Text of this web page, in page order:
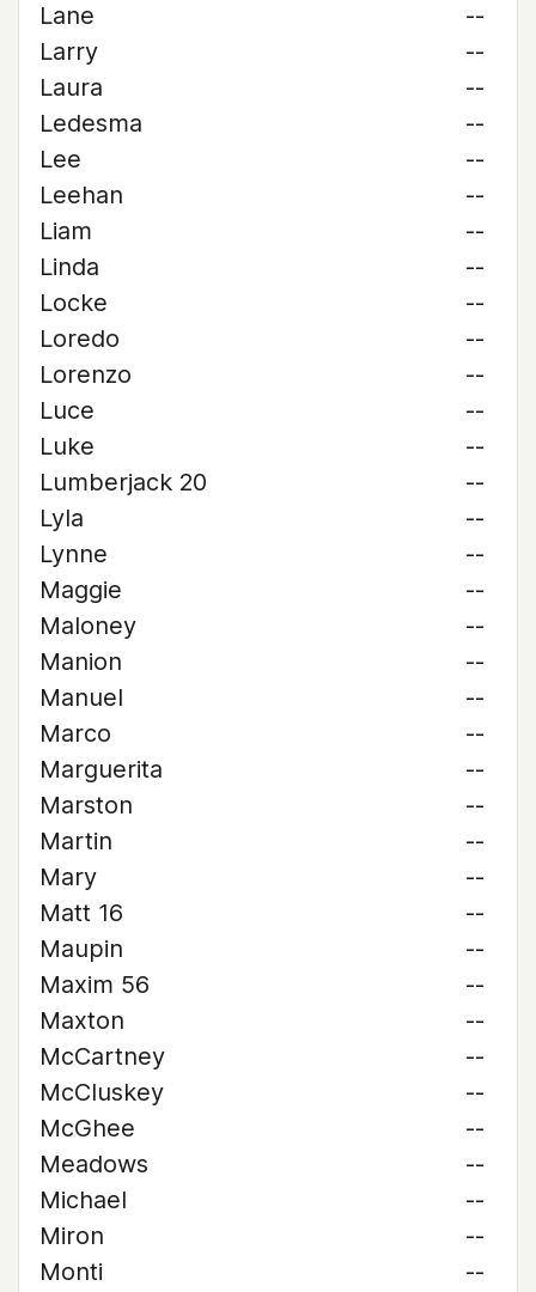
Lane
--
Larry
--
Laura
--
Ledesma
--
Lee
--
Leehan
--
Liam
--
Linda
--
Locke
--
Loredo
--
Lorenzo
--
Luce
--
Luke
--
Lumberjack 20
--
Lyla
--
Lynne
--
Maggie
--
Maloney
--
Manion
--
Manuel
--
Marco
--
Marguerita
--
Marston
--
Martin
--
Mary
--
Matt 16
--
Maupin
--
Maxim 56
--
Maxton
--
McCartney
--
McCluskey
--
McGhee
--
Meadows
--
Michael
--
Miron
--
Monti
--